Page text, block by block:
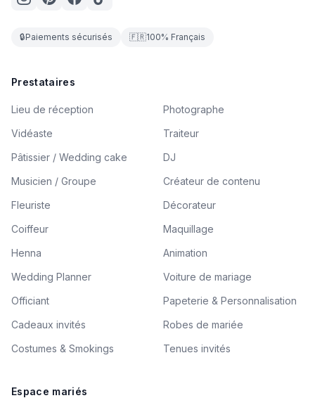
🔒Paiements sécurisés 🇫🇷100% Français
Prestataires
Lieu de réception
Photographe
Vidéaste
Traiteur
Pâtissier / Wedding cake
DJ
Musicien / Groupe
Créateur de contenu
Fleuriste
Décorateur
Coiffeur
Maquillage
Henna
Animation
Wedding Planner
Voiture de mariage
Officiant
Papeterie & Personnalisation
Cadeaux invités
Robes de mariée
Costumes & Smokings
Tenues invités
Espace mariés